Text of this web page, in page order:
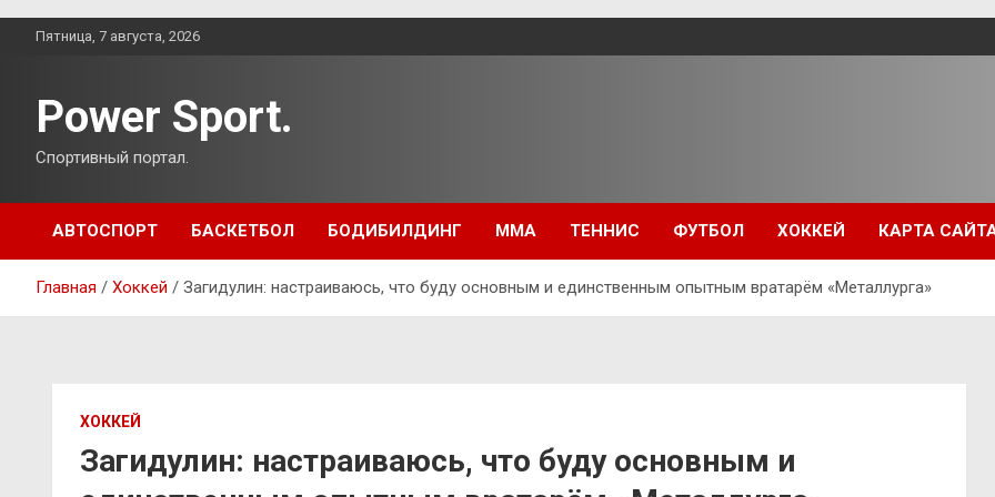
ПерейтиПятница, 7 августа, 2026
Power Sport.
Спортивный портал.
АВТОСПОРТ БАСКЕТБОЛ БОДИБИЛДИНГ ММА ТЕННИС ФУТБОЛ ХОККЕЙ КАРТА
Главная Хоккей Загидулин: настраиваюсь, что буду основным и единственным опытным вратарём «Металлурга»
ХОККЕЙ
Загидулин: настраиваюсь, что буду основным и